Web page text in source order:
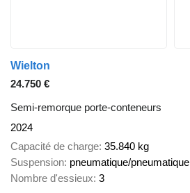
Wielton
24.750 €
Semi-remorque porte-conteneurs
2024
Capacité de charge 35.840 kg
Suspension pneumatique/pneumatique
Nombre d'essieux 3